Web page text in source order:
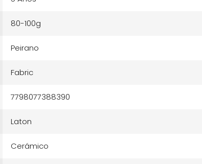
80-100g
Peirano
Fabric
7798077388390
Laton
Cerámico